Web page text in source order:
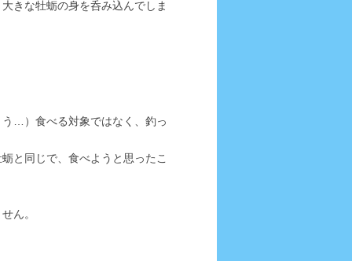
きな牡蛎の身を呑み込んでしま
…）食べる対象ではなく、釣っ
と同じで、食べようと思ったこ
ん。